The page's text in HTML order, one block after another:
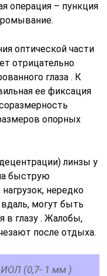
операция – пункция
оптической части
отрицательно
глаза . К
ее фиксация
опорных
линзы у
быструю
нередко
могут быть
в глазу . Жалобы,
после отдыха.
(0,7- 1 мм )